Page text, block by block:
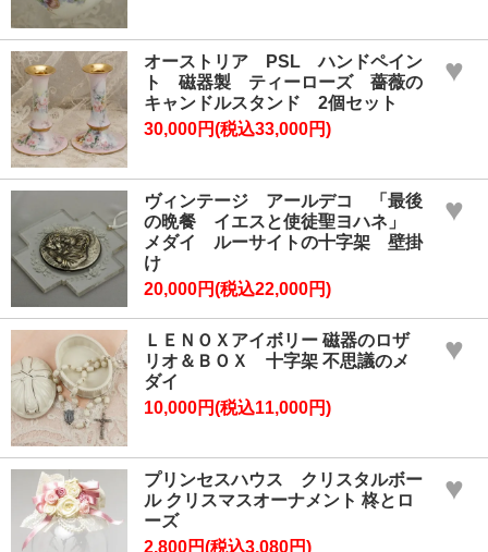
♥
オーストリア PSL ハンドペイン
ト 磁器製 ティーローズ 薔薇の
キャンドルスタンド 2個セット
30,000円(税込33,000円)
♥
ヴィンテージ アールデコ 「最後
の晩餐 イエスと使徒聖ヨハネ」
メダイ ルーサイトの十字架 壁掛
け
20,000円(税込22,000円)
♥
ＬＥＮＯＸアイボリー 磁器のロザ
リオ＆ＢＯＸ 十字架 不思議のメ
ダイ
10,000円(税込11,000円)
♥
プリンセスハウス クリスタルボー
ル クリスマスオーナメント 柊とロ
ーズ
2,800円(税込3,080円)